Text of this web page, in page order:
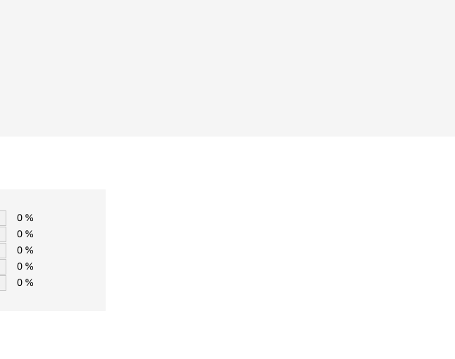
0 %
0 %
0 %
0 %
0 %